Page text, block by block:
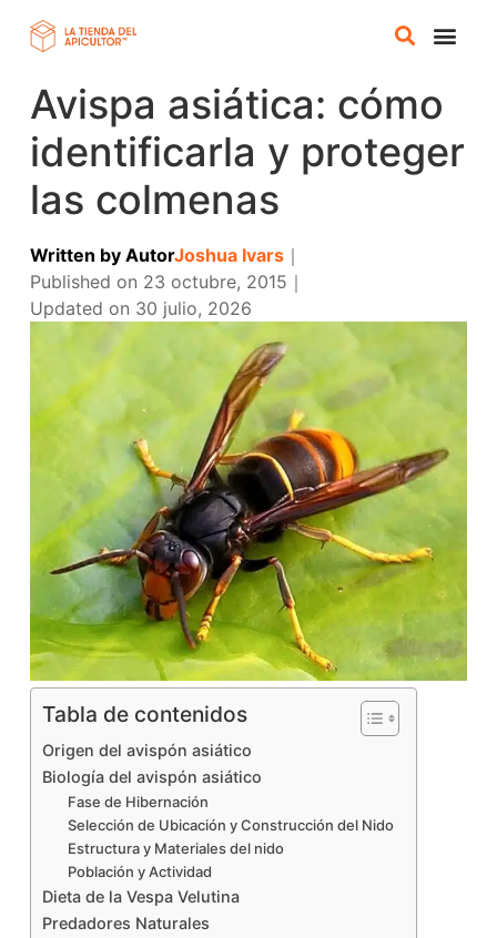
Avispa asiática: cómo
identificarla y proteger
las colmenas
Written by AutorJoshua Ivars｜
Published on 23 octubre, 2015 ｜
Updated on 30 julio, 2026
Tabla de contenidos
Origen del avispón asiático
Biología del avispón asiático
Fase de Hibernación
Selección de Ubicación y Construcción del Nido
Estructura y Materiales del nido
Población y Actividad
Dieta de la Vespa Velutina
Predadores Naturales